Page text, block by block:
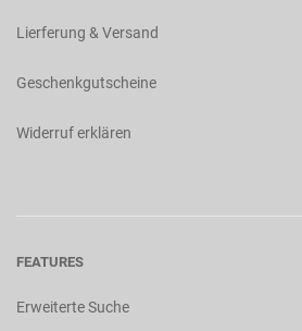
Lierferung & Versand
Geschenkgutscheine
Widerruf erklären
FEATURES
Erweiterte Suche